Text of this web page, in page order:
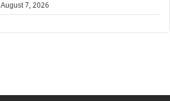
August 7, 2026